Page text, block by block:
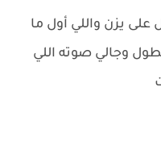
يزن واللي أول ما
وجالي صوته اللي